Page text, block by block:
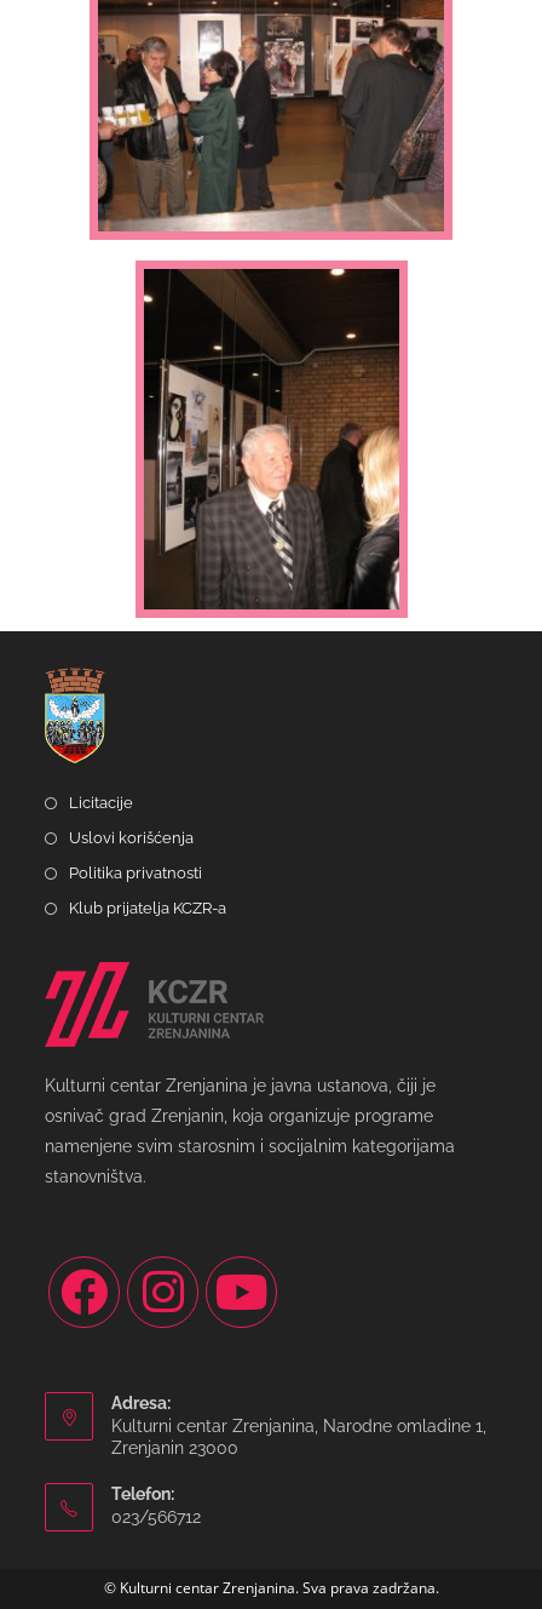
Licitacije
Uslovi korišćenja
Politika privatnosti
Klub prijatelja KCZR-a
Kulturni centar Zrenjanina je javna ustanova, čiji je
osnivač grad Zrenjanin, koja organizuje programe
namenjene svim starosnim i socijalnim kategorijama
stanovništva.
Adresa:
Kulturni centar Zrenjanina, Narodne omladine 1,
Zrenjanin 23000
Telefon:
023/566712
© Kulturni centar Zrenjanina. Sva prava zadržana.